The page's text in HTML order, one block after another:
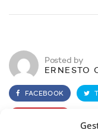
Posted by
ERNESTO
FACEBOOK